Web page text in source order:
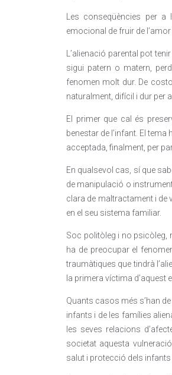
Les conseqüències per
emocional de fruir de
L’alienació parental pot
sigui patern o matern,
fenomen molt dur. De
naturalment, difícil i dur per
El primer que cal és
benestar de l’infant. El
acceptada, finalment, per
En qualsevol cas, sí que
de manipulació o
clara de maltractament i de
en el seu sistema familiar.
Soc politòleg i no psicòleg,
ha de preocupar el
traumàtiques que tindrà
la primera víctima d’aquest
Quants casos més s’han
infants i de les famílies
les seves relacions
societat aquesta
salut i protecció dels infants